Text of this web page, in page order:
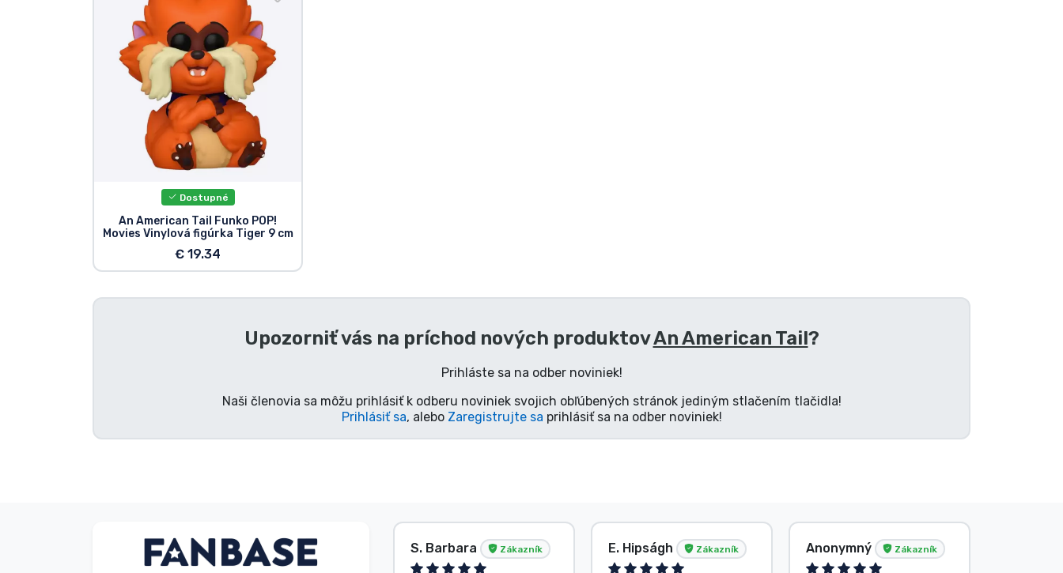
Dostupné
An American Tail Funko POP!
Movies Vinylová figúrka Tiger 9 cm
€ 19.34
Upozorniť vás na príchod nových produktovAn American Tail?
Prihláste sa na odber noviniek!
Naši členovia sa môžu prihlásiť k odberu noviniek svojich obľúbených stránok jediným stlačením tlačidla!
Prihlásiť sa, alebo Zaregistrujte sa prihlásiť sa na odber noviniek!
V. Éva Zákazník S. Barbara Zákazník E. Hipságh Zákazník Anonymný Zákazník
Typy výrobkov